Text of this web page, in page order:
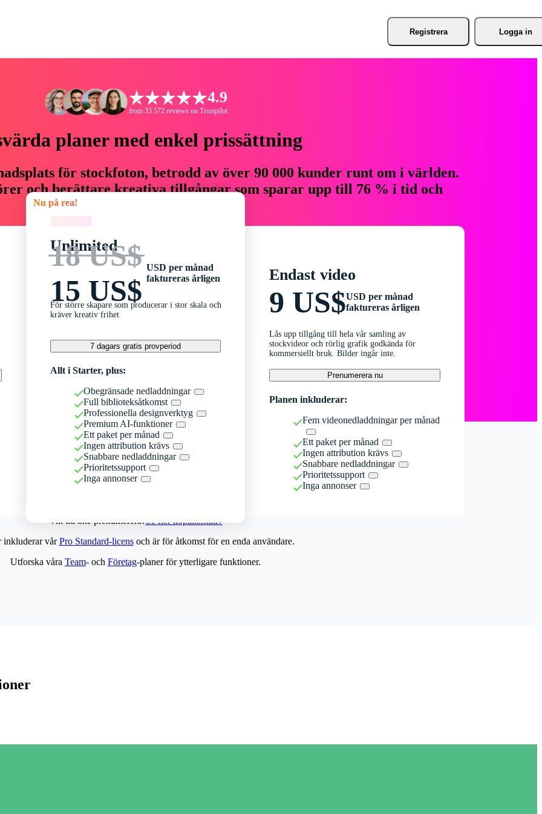
Registrera Logga in
4.9
from 33 572 reviews on Trustpilot
planer med enkel prissättning
för stockfoton, betrodd av över 90 000 kunder runt om i världen.
och berättare kreativa tillgångar som sparar upp till 76 % i tid och
Nu på rea!
Unlimited
18 US$
15 US$
USD per månad
faktureras årligen
För större skapare som producerar i stor skala och
kräver kreativ frihet
7 dagars gratis provperiod
Allt i Starter, plus:
Obegränsade nedladdningar
Full biblioteksåtkomst
Professionella designverktyg
Premium AI-funktioner
Ett paket per månad
Ingen attribution krävs
Snabbare nedladdningar
Prioritetssupport
Inga annonser
Endast video
9 US$USD per månad
faktureras årligen
Lås upp tillgång till hela vår samling av
stockvideor och rörlig grafik godkända för
kommersiellt bruk. Bilder ingår inte.
Prenumerera nu
Planen inkluderar:
Fem videonedladdningar per månad
Ett paket per månad
Ingen attribution krävs
Snabbare nedladdningar
Prioritetssupport
Inga annonser
Vill du inte prenumerera?Se fler köpalternativ
inkluderar vårPro Standard-licensoch är för åtkomst för en enda användare.
Utforska våra Team- och Företag-planer för ytterligare funktioner.